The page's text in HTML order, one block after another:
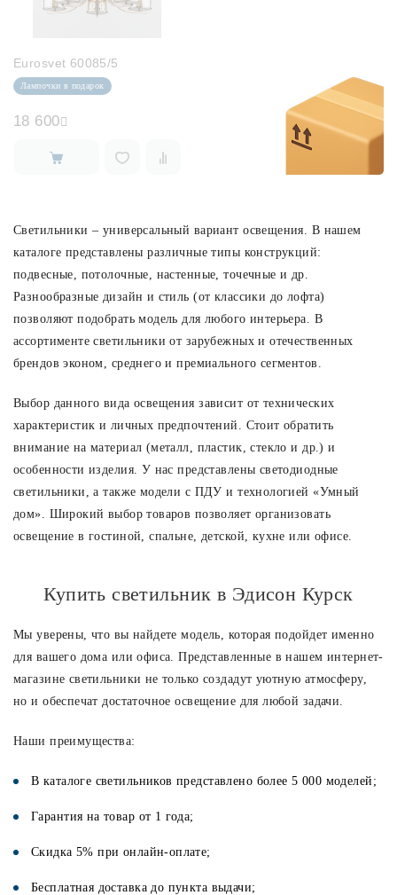
Eurosvet 60085/5
Лампочки в подарок
18 600
Светильники – универсальный вариант освещения. В нашем
каталоге представлены различные типы конструкций:
подвесные, потолочные, настенные, точечные и др.
Разнообразные дизайн и стиль (от классики до лофта)
позволяют подобрать модель для любого интерьера. В
ассортименте светильники от зарубежных и отечественных
брендов эконом, среднего и премиального сегментов.
Выбор данного вида освещения зависит от технических
характеристик и личных предпочтений. Стоит обратить
внимание на материал (металл, пластик, стекло и др.) и
особенности изделия. У нас представлены светодиодные
светильники, а также модели с ПДУ и технологией «Умный
дом». Широкий выбор товаров позволяет организовать
освещение в гостиной, спальне, детской, кухне или офисе.
Купить светильник в Эдисон Курск
Мы уверены, что вы найдете модель, которая подойдет именно
для вашего дома или офиса. Представленные в нашем интернет-
магазине светильники не только создадут уютную атмосферу,
но и обеспечат достаточное освещение для любой задачи.
Наши преимущества:
В каталоге светильников представлено более 5 000 моделей;
Гарантия на товар от 1 года;
Скидка 5% при онлайн-оплате;
Бесплатная доставка до пункта выдачи;